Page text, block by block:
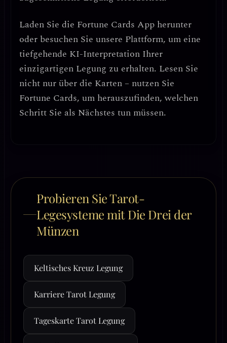
Laden Sie die Fortune Cards App herunter
oder besuchen Sie unsere Plattform, um eine
tiefgehende KI-Interpretation Ihrer
einzigartigen Legung zu erhalten. Lesen Sie
nicht nur über die Karten – nutzen Sie
Fortune Cards, um herauszufinden, welchen
Schritt Sie als Nächstes tun müssen.
Probieren Sie Tarot-
Legesysteme mit Die Drei der
Münzen
Keltisches Kreuz Legung
Karriere Tarot Legung
Tageskarte Tarot Legung